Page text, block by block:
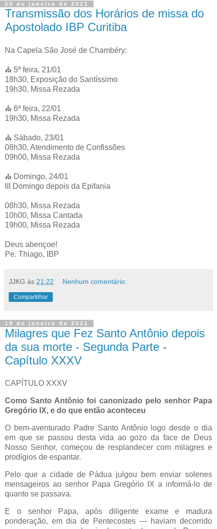
20 de janeiro de 2021
Transmissão dos Horários de missa do
Apostolado IBP Curitiba
Na Capela São José de Chambéry:
⛪️ 5ª feira, 21/01
18h30, Exposição do Santíssimo
19h30, Missa Rezada
⛪️ 6ª feira, 22/01
19h30, Missa Rezada
⛪️ Sábado, 23/01
08h30, Atendimento de Confissões
09h00, Missa Rezada
⛪️ Domingo, 24/01
III Domingo depois da Epifania
08h30, Missa Rezada
10h00, Missa Cantada
19h00, Missa Rezada
Deus abençoe!
Pe. Thiago, IBP
JJKG às 21:22 Nenhum comentário:
Compartilhar
19 de janeiro de 2021
Milagres que Fez Santo Antônio depois
da sua morte - Segunda Parte -
Capítulo XXXV
CAPÍTULO XXXV
Como Santo Antônio foi canonizado pelo senhor Papa
Gregório IX, e do que então aconteceu
O bem-aventurado Padre Santo Antônio logo desde o dia
em que se passou desta vida ao gozo da face de Deus
Nosso Senhor, começou de resplandecer com milagres e
prodígios de espantar.
Pelo que a cidade de Pádua julgou bem enviar solenes
mensageiros ao senhor Papa Gregório IX a informá-lo de
quanto se passava.
E o senhor Papa, após diligente exame e madura
ponderação, em dia de Pentecostes — haviam decorrido